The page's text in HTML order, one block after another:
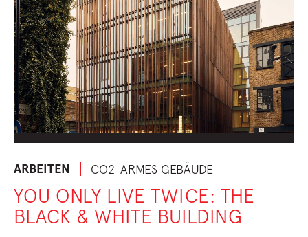
ARBEITEN CO2-ARMES GEBÄUDE
YOU ONLY LIVE TWICE: THE
BLACK & WHITE BUILDING